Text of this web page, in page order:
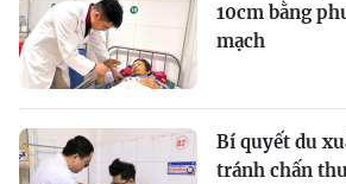
10cm bằng
mạch
Bí quyết du
tránh chấn